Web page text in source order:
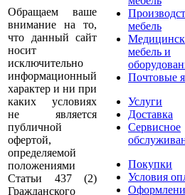
Обращаем ваше
внимание на то,
что данный сайт
носит
исключительно
информационный
характер и ни при
каких условиях
не является
публичной
офертой,
определяемой
положениями
Статьи 437 (2)
Гражданского
мебель
мебель и
Почтовые
Услуги
Доставка
Сервисное
Покупки
Условия